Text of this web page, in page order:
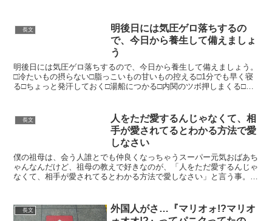
長文
明後日には気圧ゲロ落ちするの
で、今日から養生して備えましょ
う
明後日には気圧ゲロ落ちするので、今日から養生して備えましょう。
□冷たいもの摂らない□脂っこいもの甘いもの控える□1分でも早く寝
る□ちょっと発汗しておく□湯船につかる□内関のツボ押しまくる□ど
長文
人をただ愛するんじゃなくて、相
手が愛されてるとわかる方法で愛
しなさい
僕の祖母は、会う人誰とでも仲良くなっちゃうスーパー元気おばあち
ゃんなんだけど、祖母の教えで好きなのが、「人をただ愛するんじゃ
なくて、相手が愛されてるとわかる方法で愛しなさい」と言う事。こ
長文
外国人がさ…『マリオォ!?マリオ